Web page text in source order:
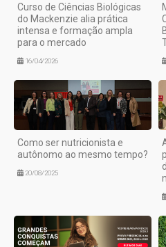
Curso de Ciências Biológicas
do Mackenzie alia prática
intensa e formação ampla
para o mercado
16/04/2026
Como ser nutricionista e
autônomo ao mesmo tempo?
20/08/2025